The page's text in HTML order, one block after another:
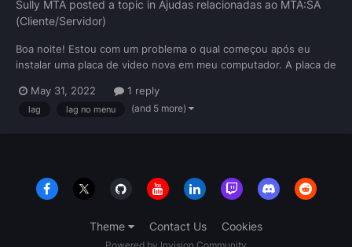
Sully MTA posted a topic in Ajudas relacionadas ao MTA:SA
(Cliente/Servidor)
Boa noite! Estou com um problema o qual começou após eu
instalar uma placa de video nova em meu computador. A placa de
o seguinte... Quando estou no menu percebo que o FPS em
meu jogo fica dando algumas quedas de 60 para em torno de
May 31, 2022 1 reply
lag lag no menu (and 5 more)
Theme Contact Us Cookies